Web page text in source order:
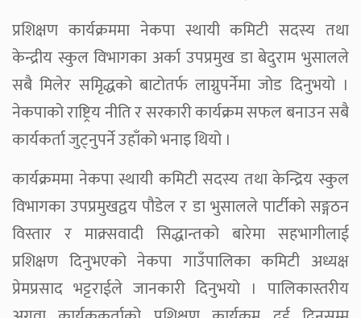
प्रशिक्षण कार्यक्रममा नेकपा स्थायी कमिटी सदस्य तथा
केन्द्रीय स्कुल विभागका अर्का उपप्रमुख डा बेदुराम भुसालले
सबै मिलेर समृिद्धको बाटोतर्फ लाग्नुपर्नेमा जोड दिनुभयो ।
नेकपाको राष्ट्रिय नीति र सरकारी कार्यक्रम सफल बनाउन सबै
कार्यकर्ता जुट्नुपर्ने उहाँको भनाइ थियो ।
कार्यक्रममा नेकपा स्थायी कमिटी सदस्य तथा केन्द्रिय स्कुल
विभागका उपप्रमुखद्वय पौडेल र डा भुसालले पार्टीको सङ्गठन
विस्तार र माक्र्सवादी सिद्धान्तको बारेमा सहभागीलाई
प्रशिक्षण दिनुभएको नेकपा गाउँपालिका कमिटी अध्यक्ष
प्रेमप्रसाद भट्टराईले जानकारी दिनुभयो । पालिकास्तरीय